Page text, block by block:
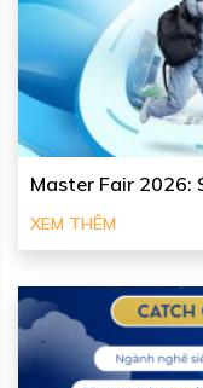
Master Fair 2026:
XEM THÊM